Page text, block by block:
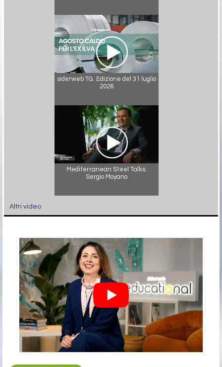
siderweb TG. Edizione del 31 luglio
2026
Mediterranean Steel Talks:
Sergio Moyano
Altri video